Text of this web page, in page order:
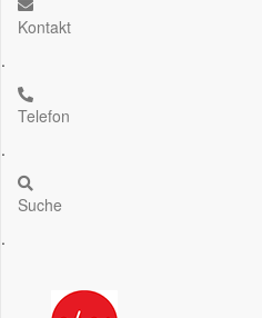
Kontakt
.
Telefon
.
Suche
.